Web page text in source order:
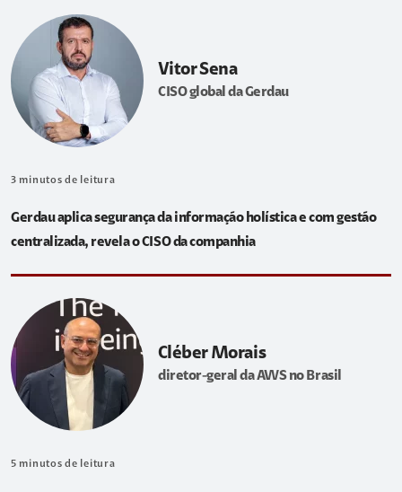
Vitor Sena
CISO global da Gerdau
3 minutos de leitura
Gerdau aplica segurança da informação holística e com gestão
centralizada, revela o CISO da companhia
Cléber Morais
diretor-geral da AWS no Brasil
5 minutos de leitura